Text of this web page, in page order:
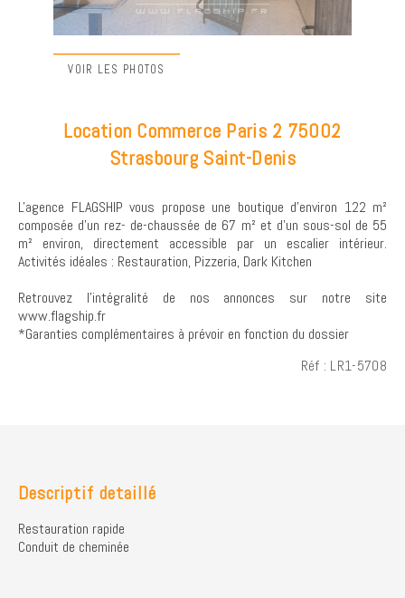
VOIR LES PHOTOS
Location Commerce Paris 2 75002
Strasbourg Saint-Denis
L'agence FLAGSHIP vous propose une boutique d'environ 122 m²
composée d'un rez- de-chaussée de 67 m² et d'un sous-sol de 55
m² environ, directement accessible par un escalier intérieur.
Activités idéales : Restauration, Pizzeria, Dark Kitchen
Retrouvez l’intégralité de nos annonces sur notre site
www.flagship.fr
*Garanties complémentaires à prévoir en fonction du dossier
Réf : LR1-5708
Descriptif detaillé
Restauration rapide
Conduit de cheminée